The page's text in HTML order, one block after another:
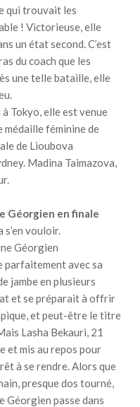
qui trouvait les
! Victorieuse, elle
un état second. C’est
du coach que les
une telle bataille, elle
Tokyo, elle est venue
médaille féminine de
de Lioubova
Madina Taimazova,
Géorgien en finale
vouloir.
Géorgien
parfaitement avec sa
jambe en plusieurs
et se préparait à offrir
et peut-être le titre
Lasha Bekauri, 21
et mis au repos pour
à se rendre. Alors que
presque dos tourné,
Géorgien passe dans